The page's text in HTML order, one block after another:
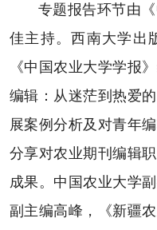
专题报告环节由
佳主持。西南大学出
《中国农业大学学报
编辑：从迷茫到热爱
展案例分析及对青年
分享对农业期刊编辑
成果。中国农业大学
副主编高峰，《新疆